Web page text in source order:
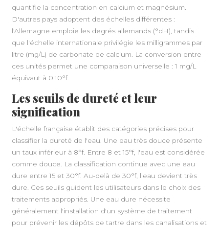
quantifie la concentration en calcium et magnésium.
D'autres pays adoptent des échelles différentes :
l'Allemagne emploie les degrés allemands (°dH), tandis
que l'échelle internationale privilégie les milligrammes par
litre (mg/L) de carbonate de calcium. La conversion entre
ces unités permet une comparaison universelle : 1 mg/L
équivaut à 0,10°f.
Les seuils de dureté et leur
signification
L'échelle française établit des catégories précises pour
classifier la dureté de l'eau. Une eau très douce présente
un taux inférieur à 8°f. Entre 8 et 15°f, l'eau est considérée
comme douce. La classification continue avec une eau
dure entre 15 et 30°f. Au-delà de 30°f, l'eau devient très
dure. Ces seuils guident les utilisateurs dans le choix des
traitements appropriés. Une eau dure nécessite
généralement l'installation d'un système de traitement
pour prévenir les dépôts de tartre dans les canalisations et